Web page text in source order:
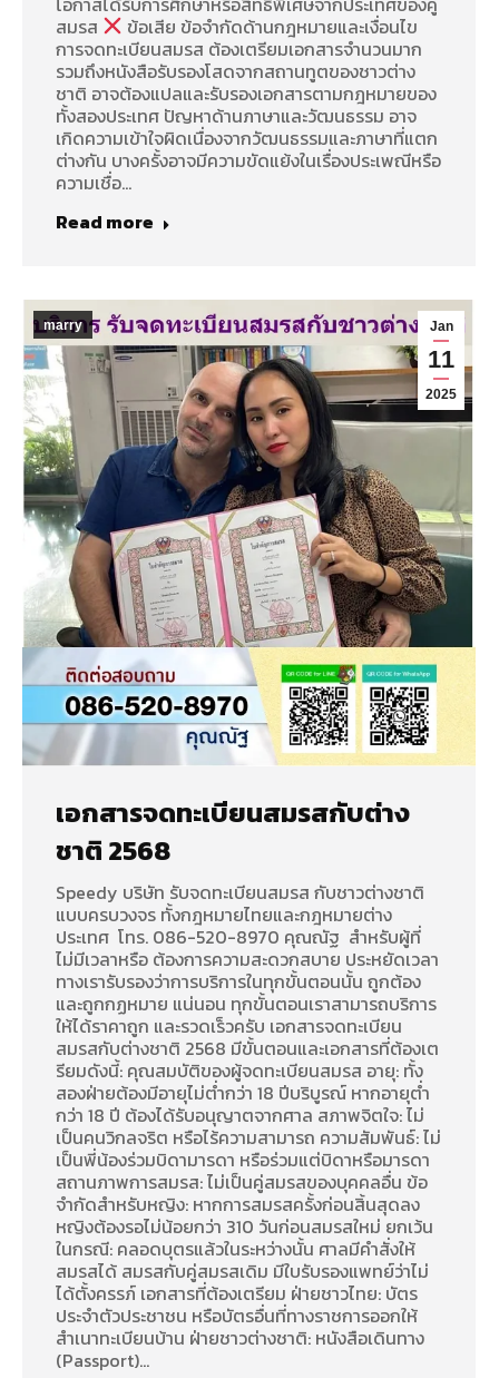
สมรส
ข้อเสีย ข้อจำกัดด้านกฎหมายและเงื่อนไข
การจดทะเบียนสมรส ต้องเตรียมเอกสารจำนวนมาก
รวมถึงหนังสือรับรองโสดจากสถานทูตของชาวต่าง
ชาติ อาจต้องแปลและรับรองเอกสารตามกฎหมายของ
ทั้งสองประเทศ ปัญหาด้านภาษาและวัฒนธรรม อาจ
เกิดความเข้าใจผิดเนื่องจากวัฒนธรรมและภาษาที่แตก
ต่างกัน บางครั้งอาจมีความขัดแย้งในเรื่องประเพณีหรือ
ความเชื่อ…
Read more
Jan
11
2025
marry
เอกสารจดทะเบียนสมรสกับต่าง
ชาติ 2568
Speedy บริษัท รับจดทะเบียนสมรส กับชาวต่างชาติ
แบบครบวงจร ทั้งกฎหมายไทยและกฎหมายต่าง
ประเทศ โทร. 086-520-8970 คุณณัฐ สำหรับผู้ที่
ไม่มีเวลาหรือ ต้องการความสะดวกสบาย ประหยัดเวลา
ทางเรารับรองว่าการบริการในทุกขั้นตอนนั้น ถูกต้อง
และถูกกฏหมาย แน่นอน ทุกขั้นตอนเราสามารถบริการ
ให้ได้ราคาถูก และรวดเร็วครับ เอกสารจดทะเบียน
สมรสกับต่างชาติ 2568 มีขั้นตอนและเอกสารที่ต้องเต
รียมดังนี้: คุณสมบัติของผู้จดทะเบียนสมรส อายุ: ทั้ง
สองฝ่ายต้องมีอายุไม่ต่ำกว่า 18 ปีบริบูรณ์ หากอายุต่ำ
กว่า 18 ปี ต้องได้รับอนุญาตจากศาล สภาพจิตใจ: ไม่
เป็นคนวิกลจริต หรือไร้ความสามารถ ความสัมพันธ์: ไม่
เป็นพี่น้องร่วมบิดามารดา หรือร่วมแต่บิดาหรือมารดา
สถานภาพการสมรส: ไม่เป็นคู่สมรสของบุคคลอื่น ข้อ
จำกัดสำหรับหญิง: หากการสมรสครั้งก่อนสิ้นสุดลง
หญิงต้องรอไม่น้อยกว่า 310 วันก่อนสมรสใหม่ ยกเว้น
ในกรณี: คลอดบุตรแล้วในระหว่างนั้น ศาลมีคำสั่งให้
สมรสได้ สมรสกับคู่สมรสเดิม มีใบรับรองแพทย์ว่าไม่
ได้ตั้งครรภ์ เอกสารที่ต้องเตรียม ฝ่ายชาวไทย: บัตร
ประจำตัวประชาชน หรือบัตรอื่นที่ทางราชการออกให้
สำเนาทะเบียนบ้าน ฝ่ายชาวต่างชาติ: หนังสือเดินทาง
(Passport)…